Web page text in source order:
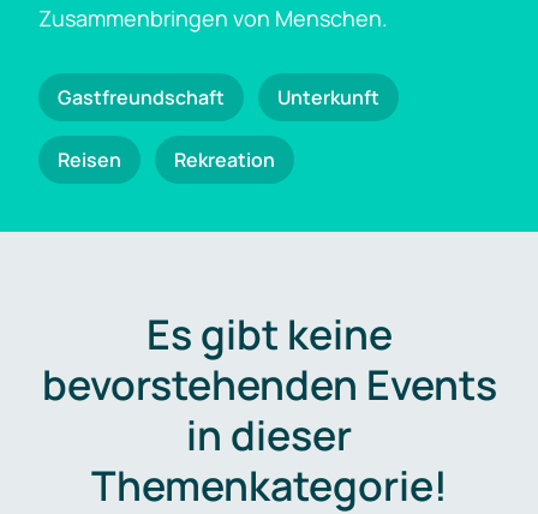
Zusammenbringen von Menschen.
Gastfreundschaft Unterkunft
Reisen Rekreation
Es gibt keine
bevorstehenden Events
in dieser
Themenkategorie!